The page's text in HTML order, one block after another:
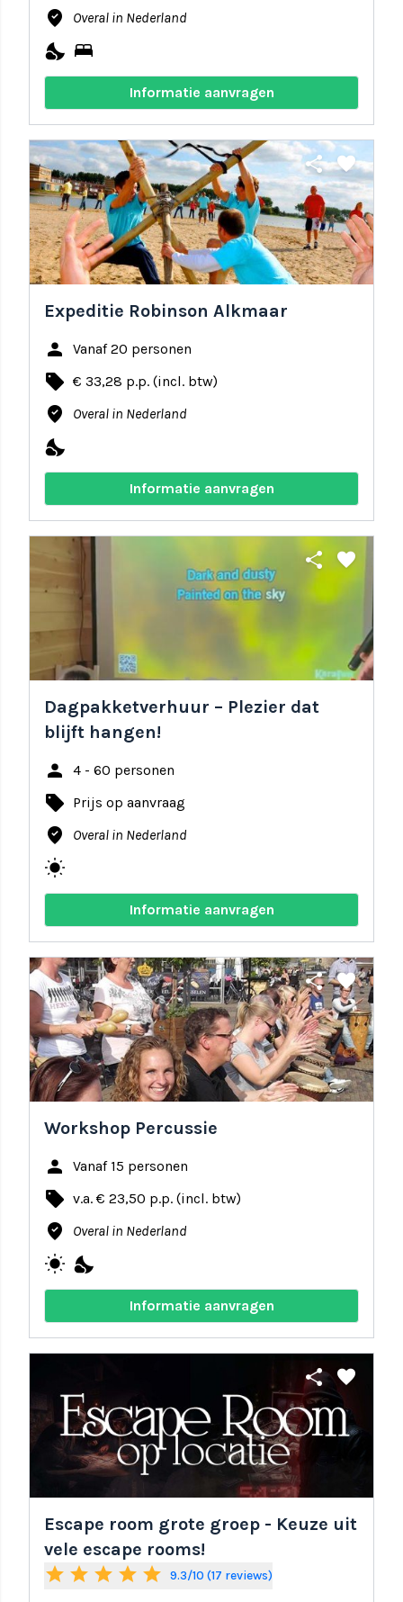
where_to_vote Overal in Nederland
nights_stay bed
Informatie aanvragen
share favorite
Expeditie Robinson Alkmaar
person Vanaf 20 personen
local_offer € 33,28 p.p. (incl. btw)
where_to_vote Overal in Nederland
nights_stay
Informatie aanvragen
share favorite
Dagpakketverhuur – Plezier dat
blijft hangen!
person 4 - 60 personen
local_offer Prijs op aanvraag
where_to_vote Overal in Nederland
wb_sunny
Informatie aanvragen
share favorite
Workshop Percussie
person Vanaf 15 personen
local_offer v.a. € 23,50 p.p. (incl. btw)
where_to_vote Overal in Nederland
wb_sunny nights_stay
Informatie aanvragen
share favorite
Escape room grote groep - Keuze uit
vele escape rooms!
star star star star star 9.3/10 (17 reviews)